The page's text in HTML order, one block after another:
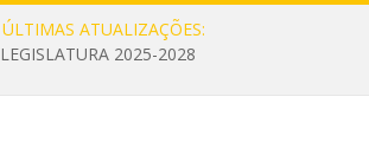
ÚLTIMAS ATUALIZAÇÕES:
LEGISLATURA 2025-2028